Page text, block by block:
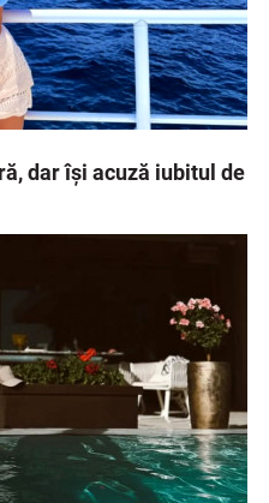
dar își acuză iubitul de